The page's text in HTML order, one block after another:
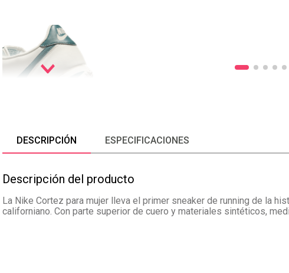
DESCRIPCIÓN ESPECIFICACIONES
Descripción del producto
La Nike Cortez para mujer lleva el primer sneaker de running de la
californiano. Con parte superior de cuero y materiales sintéticos,